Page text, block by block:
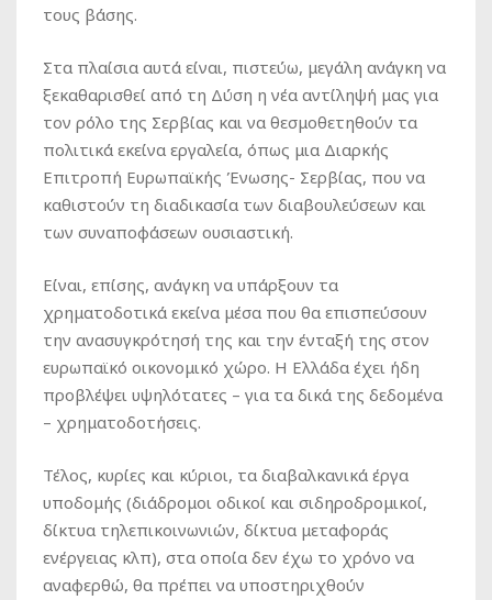
τους βάσης.
Στα πλαίσια αυτά είναι, πιστεύω, μεγάλη ανάγκη να
ξεκαθαρισθεί από τη Δύση η νέα αντίληψή μας για
τον ρόλο της Σερβίας και να θεσμοθετηθούν τα
πολιτικά εκείνα εργαλεία, όπως μια Διαρκής
Επιτροπή Ευρωπαϊκής Ένωσης- Σερβίας, που να
καθιστούν τη διαδικασία των διαβουλεύσεων και
των συναποφάσεων ουσιαστική.
Είναι, επίσης, ανάγκη να υπάρξουν τα
χρηματοδοτικά εκείνα μέσα που θα επισπεύσουν
την ανασυγκρότησή της και την ένταξή της στον
ευρωπαϊκό οικονομικό χώρο. Η Ελλάδα έχει ήδη
προβλέψει υψηλότατες – για τα δικά της δεδομένα
– χρηματοδοτήσεις.
Τέλος, κυρίες και κύριοι, τα διαβαλκανικά έργα
υποδομής (διάδρομοι οδικοί και σιδηροδρομικοί,
δίκτυα τηλεπικοινωνιών, δίκτυα μεταφοράς
ενέργειας κλπ), στα οποία δεν έχω το χρόνο να
αναφερθώ, θα πρέπει να υποστηριχθούν